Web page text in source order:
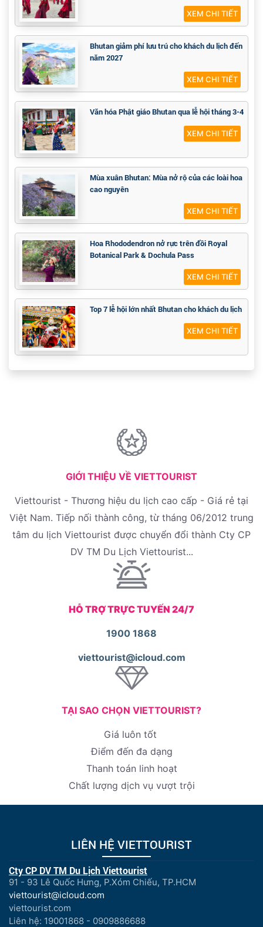
XEM CHI TIẾT
Bhutan giảm phí lưu trú cho khách du lịch đến
năm 2027
XEM CHI TIẾT
Văn hóa Phật giáo Bhutan qua lễ hội tháng 3-4
XEM CHI TIẾT
Mùa xuân Bhutan: Mùa nở rộ của các loài hoa
cao nguyên
XEM CHI TIẾT
Hoa Rhododendron nở rực trên đồi Royal
Botanical Park & Dochula Pass
XEM CHI TIẾT
Top 7 lễ hội lớn nhất Bhutan cho khách du lịch
XEM CHI TIẾT
GIỚI THIỆU VỀ VIETTOURIST
Viettourist - Thương hiệu du lịch cao cấp - Giá rẻ tại
Việt Nam. Tiếp nối thành công, từ tháng 06/2012 trung
tâm du lịch Viettourist được chuyển đổi thành Cty CP
DV TM Du Lịch Viettourist...
HỖ TRỢ TRỰC TUYẾN 24/7
1900 1868
viettourist@icloud.com
TẠI SAO CHỌN VIETTOURIST?
Giá luôn tốt
Điểm đến đa dạng
Thanh toán linh hoạt
Chất lượng dịch vụ vượt trội
LIÊN HỆ VIETTOURIST
Cty CP DV TM Du Lịch Viettourist
91 - 93 Lê Quốc Hưng, P.Xóm Chiếu, TP.HCM
viettourist@icloud.com
viettourist.com
Liên hệ: 19001868 - 0909886688